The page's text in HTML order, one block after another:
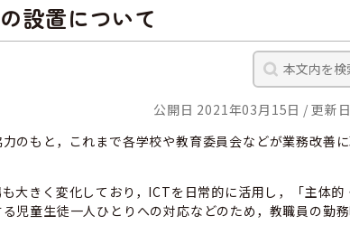
設置について
公開日 2021年03月15日
更新
のもと，これまで各学校や教育委員会などが業務改善
大きく変化しており，ICTを日常的に活用し，「主体的
児童生徒一人ひとりへの対応などのため，教職員の勤